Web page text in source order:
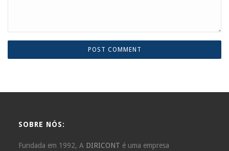
SOBRE NÓS:
Fundada em 1992, A DIRICONT é uma empresa